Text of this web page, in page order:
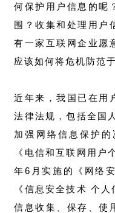
何保护用户信息的呢
围？收集和处理用户
有一家互联网企业愿
应该如何将危机防范
近年来，我国已在用
法律法规，包括全国
加强网络信息保护
《电信和互联网用户
年6月实施的《网络
《信息安全技术 个
信息收集、保存、使